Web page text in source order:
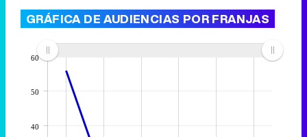
GRÁFICA DE AUDIENCIAS POR FRANJAS
40
50
60